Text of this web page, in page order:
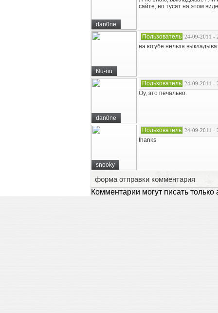
dan0ne
сайте, но тусят на этом
Nu-nu
Пользователь 24-09-2011 -
на ютубе нельзя
dan0ne
Пользователь 24-09-2011 -
Оу, это печально.
snooky
Пользователь 24-09-2011 -
thanks
форма отправки комментария
Комментарии могут писать